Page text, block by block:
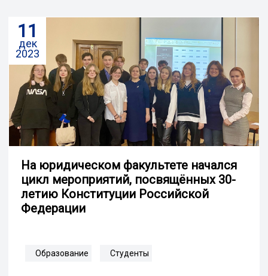
11
дек
2023
На юридическом факультете начался
цикл мероприятий, посвящённых 30-
летию Конституции Российской
Федерации
Образование Студенты